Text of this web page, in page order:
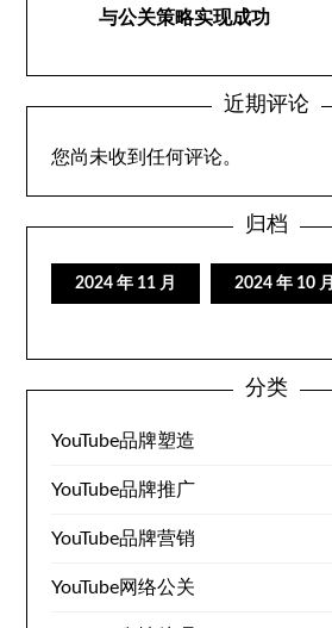
与公关策略实现成功
近期评论
您尚未收到任何评论。
归档
2024 年 11 月 2024 年 10 月
分类
YouTube品牌塑造
YouTube品牌推广
YouTube品牌营销
YouTube网络公关